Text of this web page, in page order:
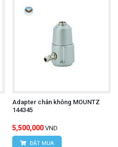
Adapter chân không MOUNTZ
144345
5,500,000 VND
ĐẶT MUA